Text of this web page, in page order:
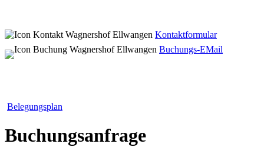
Kontaktformular
Buchungs-EMail
Belegungsplan
Buchungsanfrage